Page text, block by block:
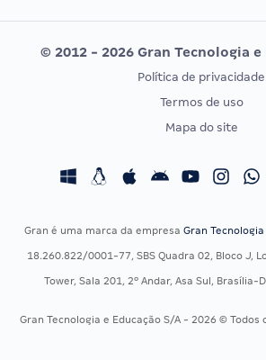
Editais publicados
Vunesp
CONCURSOS POR PROFISSÃO
Concursos Fiscais
Concursos Saúde
Residência Multiprofissional
EXAME
© 2012 - 2026 Gran Tecnologia e
Política de privacidade
Termos de uso
Mapa do site
Gran é uma marca da empresa Gran
18.260.822/0001-77, SBS Quadra 02, Bloco J,
Tower, Sala 201, 2º Andar, Asa Sul, Brasília-
Gran Tecnologia e Educação S/A - 2026 ©